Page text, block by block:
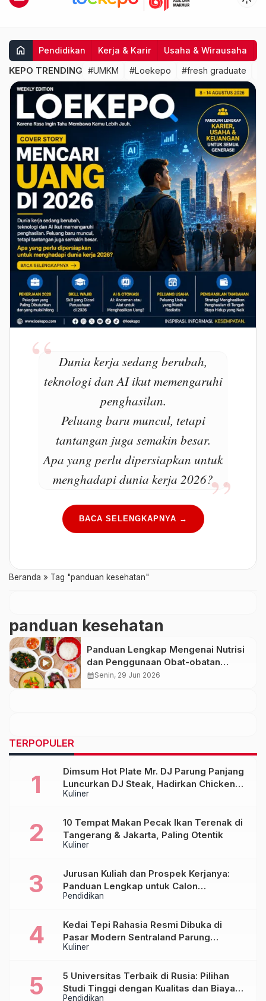
home Pendidikan Kerja & Karir Usaha & Wirausaha
KEPO TRENDING #UMKM #Loekepo #fresh graduate
Dunia kerja sedang berubah,
teknologi dan AI ikut memengaruhi
penghasilan.
Peluang baru muncul, tetapi
tantangan juga semakin besar.
Apa yang perlu dipersiapkan untuk
menghadapi dunia kerja 2026?
BACA SELENGKAPNYA →
Beranda » Tag "panduan kesehatan"
panduan kesehatan
Panduan Lengkap Mengenai Nutrisi
dan Penggunaan Obat-obatan
Umum yang Aman
calendar_monthSenin, 29 Jun 2026
TERPOPULER
Kuliner
Dimsum Hot Plate Mr. DJ Parung Panjang
Luncurkan DJ Steak, Hadirkan Chicken
Steak Orisinal di Atas Hot Plate
Kuliner
10 Tempat Makan Pecak Ikan Terenak di
Tangerang & Jakarta, Paling Otentik
Pendidikan
Jurusan Kuliah dan Prospek Kerjanya:
Panduan Lengkap untuk Calon
Mahasiswa
Kuliner
Kedai Tepi Rahasia Resmi Dibuka di
Pasar Modern Sentraland Parung
Panjang, Hadirkan Sambal Rempah
Pendidikan
5 Universitas Terbaik di Rusia: Pilihan
Studi Tinggi dengan Kualitas dan Biaya